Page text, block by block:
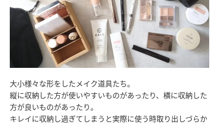
大小様々な形をしたメイク道具たち。
縦に収納した方が使いやすいものがあったり、横に収納した
方が良いものがあったり。
キレイに収納し過ぎてしまうと実際に使う時取り出しづらか